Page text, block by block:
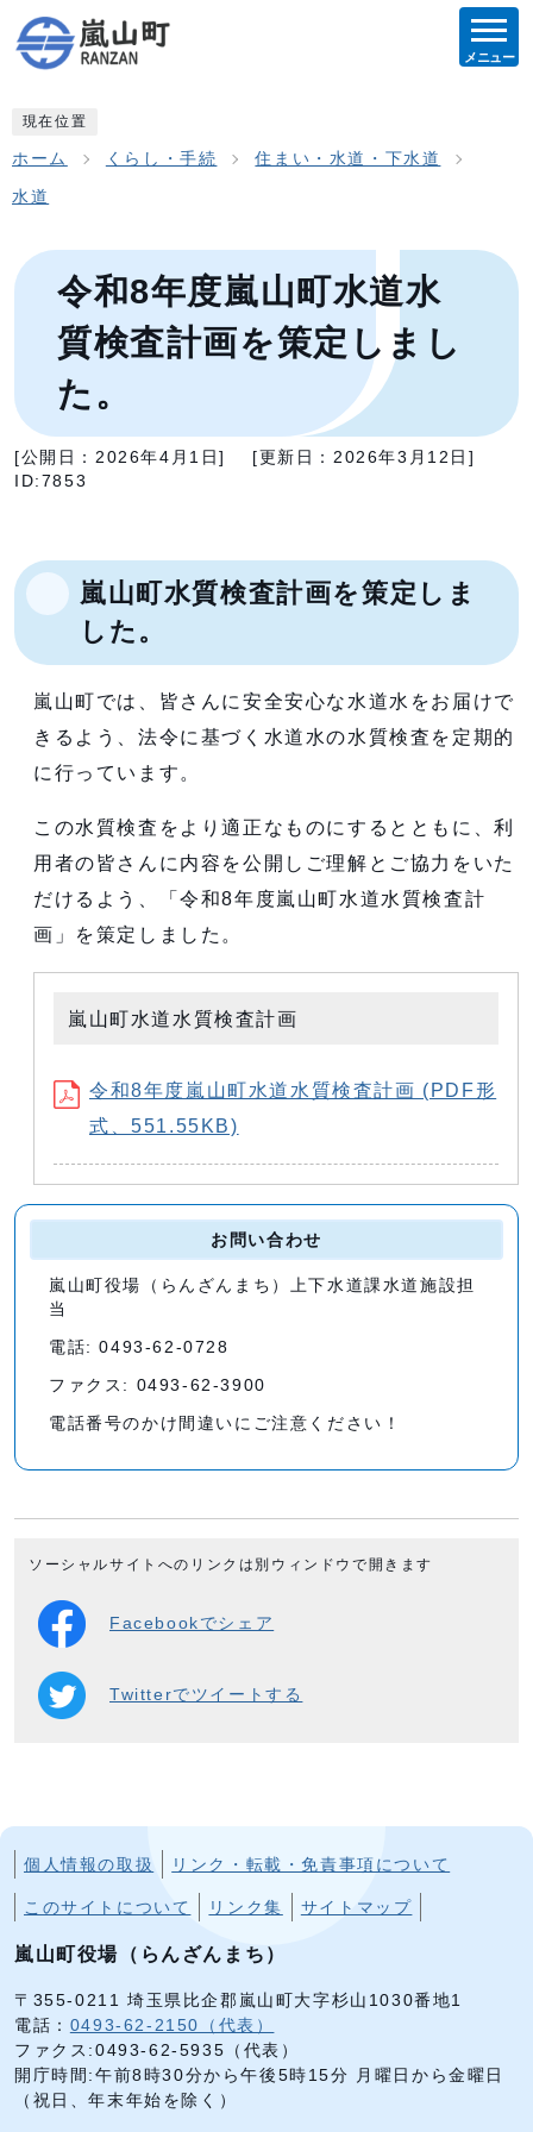
メニュー
現在位置
ホーム くらし・手続 住まい・水道・下水道
水道
令和8年度嵐山町水道水
質検査計画を策定しまし
た。
[公開日： 2026年4月1日] [更新日：2026年3月12日]
ID:7853
嵐山町水質検査計画を策定しま
した。
嵐山町では、皆さんに安全安心な水道水をお届けで
きるよう、法令に基づく水道水の水質検査を定期的
に行っています。
この水質検査をより適正なものにするとともに、利
用者の皆さんに内容を公開しご理解とご協力をいた
だけるよう、「令和8年度嵐山町水道水質検査計
画」を策定しました。
嵐山町水道水質検査計画
令和8年度嵐山町水道水質検査計画 (PDF形
式、551.55KB)
お問い合わせ
嵐山町役場（らんざんまち）上下水道課水道施設担
当
電話: 0493-62-0728
ファクス: 0493-62-3900
電話番号のかけ間違いにご注意ください！
ソーシャルサイトへのリンクは別ウィンドウで開きます
Facebookでシェア
Twitterでツイートする
個人情報の取扱 リンク・転載・免責事項について
このサイトについて リンク集 サイトマップ
嵐山町役場（らんざんまち）
〒355-0211 埼玉県比企郡嵐山町大字杉山1030番地1
電話： 0493-62-2150（代表）
ファクス:0493-62-5935（代表）
開庁時間:午前8時30分から午後5時15分 月曜日から金曜日
（祝日、年末年始を除く）